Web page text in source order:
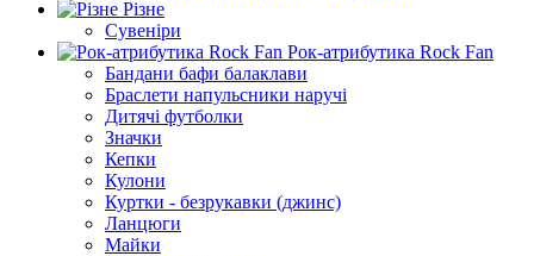
Різне
Сувеніри
Рок-атрибутика Rock Fan
Бандани бафи балаклави
Браслети напульсники наручі
Дитячі футболки
Значки
Кепки
Кулони
Куртки - безрукавки (джинс)
Ланцюги
Майки